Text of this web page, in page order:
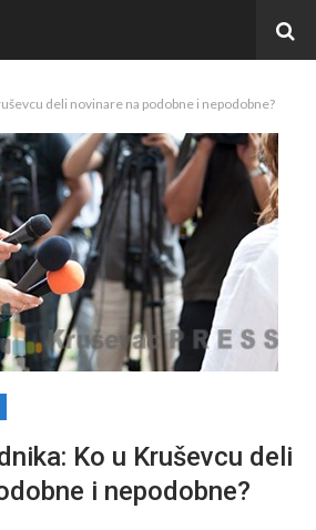
deli novinare na podobne i nepodobne?
Ko u Kruševcu deli
i nepodobne?